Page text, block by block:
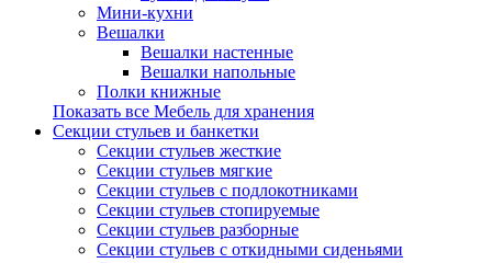
Мини-кухни
Вешалки
Вешалки настенные
Вешалки напольные
Полки книжные
Показать все Мебель для хранения
Секции стульев и банкетки
Секции стульев жесткие
Секции стульев мягкие
Секции стульев с подлокотниками
Секции стульев стопируемые
Секции стульев разборные
Секции стульев с откидными сиденьями